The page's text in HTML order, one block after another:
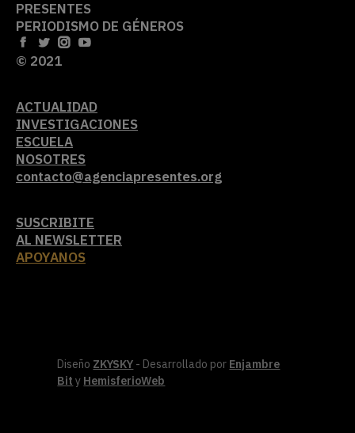
PRESENTES
PERIODISMO DE GÉNEROS
© 2021
ACTUALIDAD
INVESTIGACIONES
ESCUELA
NOSOTRES
contacto@agenciapresentes.org
SUSCRIBITE
AL NEWSLETTER
APOYANOS
Diseño ZKYSKY - Desarrollado por Enjambre
Bit y HemisferioWeb